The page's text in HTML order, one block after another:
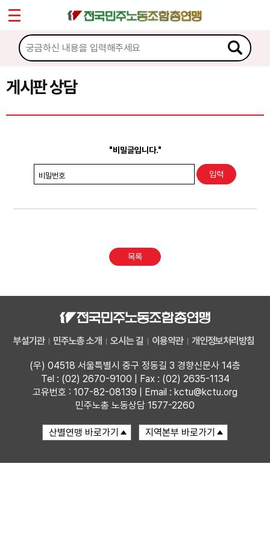
게시판 상담
"비밀글입니다."
비밀번호
목록
부설기관 민주노총 소개 오시는 길 이용약관 개인정보처리방침
(우) 04518 서울특별시 중구 정동길 3 경향신문사 14층
Tel : (02) 2670-9100 | Fax : (02) 2635-1134
고유번호 : 107-82-08139 | Email : kctu@kctu.org
민주노총 노동상담 1577-2260
마이페이지
소개
소식
노동상담
권리찾기수첩 검색
찾아보기
Sketchbook5, 스케치북5
Sketchbook5, 스케치북5